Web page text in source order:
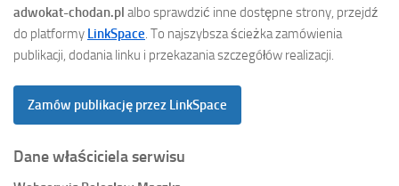
adwokat-chodan.pl albo sprawdzić inne dostępne strony, przejdź
do platformy LinkSpace. To najszybsza ścieżka zamówienia
publikacji, dodania linku i przekazania szczegółów realizacji.
Zamów publikację przez LinkSpace
Dane właściciela serwisu